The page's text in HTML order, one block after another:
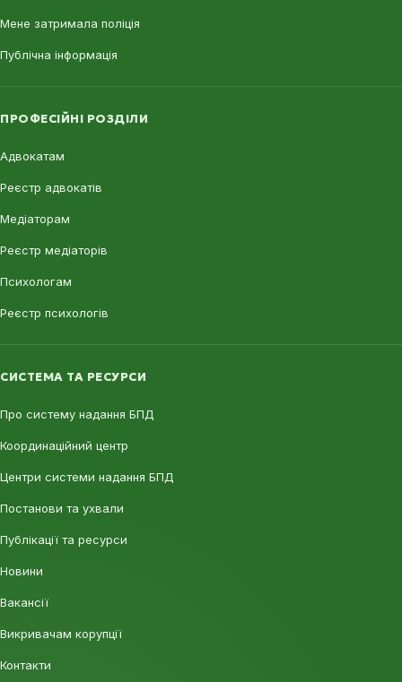
Мене затримала поліція
Публічна інформація
ПРОФЕСІЙНІ РОЗДІЛИ
Адвокатам
Реєстр адвокатів
Медіаторам
Реєстр медіаторів
Психологам
Реєстр психологів
СИСТЕМА ТА РЕСУРСИ
Про систему надання БПД
Координаційний центр
Центри системи надання БПД
Постанови та ухвали
Публікації та ресурси
Новини
Вакансії
Викривачам корупції
Контакти